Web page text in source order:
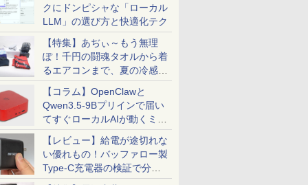
クにドンピシャな「ローカル
LLM」の選び方と快適化テク
【特集】あぢぃ～もう無理
ぽ！千円の闘魂タオルから着
るエアコンまで、夏の冷感グ
ッズ一挙紹介
【コラム】OpenClawと
Qwen3.5-9Bプリインで届い
てすぐローカルAIが動くミニ
PC「SER9 Pro」
【レビュー】給電が途切れな
い優れもの！バッファロー製
Type-C充電器の検証で分か
ったこと